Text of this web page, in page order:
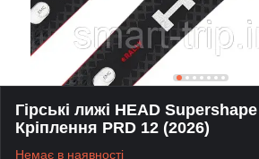
Гірські лижі HEAD
Кріплення PRD 12 (2026)
Немає в наявності